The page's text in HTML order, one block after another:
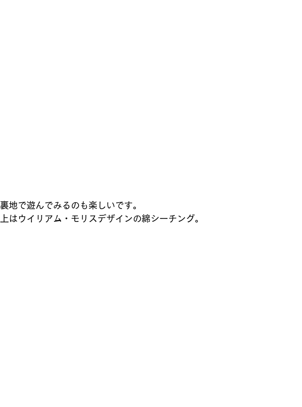
裏地で遊んでみるのも楽しいです。
上はウイリアム・モリスデザインの綿シーチング。